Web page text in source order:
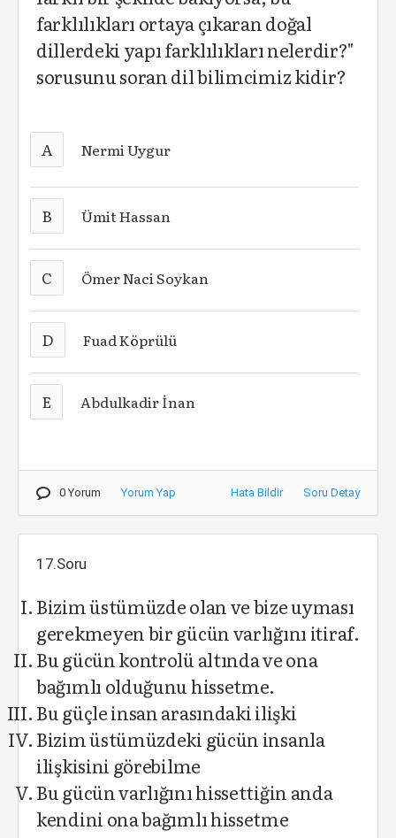
farklılıkları ortaya çıkaran doğal
dillerdeki yapı farklılıkları nelerdir?"
sorusunu soran dil bilimcimiz kidir?
A Nermi Uygur
B Ümit Hassan
C Ömer Naci Soykan
D Fuad Köprülü
E Abdulkadir İnan
0 Yorum Yorum Yap Hata Bildir Soru Detay
17.Soru
Bizim üstümüzde olan ve bize uyması
gerekmeyen bir gücün varlığını itiraf.
Bu gücün kontrolü altında ve ona
bağımlı olduğunu hissetme.
Bu güçle insan arasındaki ilişki
Bizim üstümüzdeki gücün insanla
ilişkisini görebilme
Bu gücün varlığını hissettiğin anda
kendini ona bağımlı hissetme